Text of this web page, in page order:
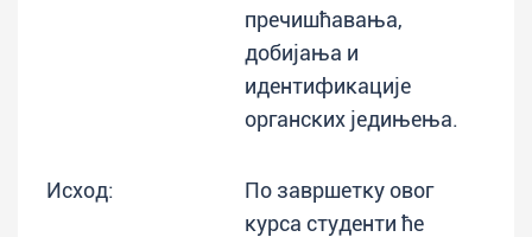
пречишћавања,
добијања и
идентификације
органских једињења.
Исход:
По завршетку овог
курса студенти ће